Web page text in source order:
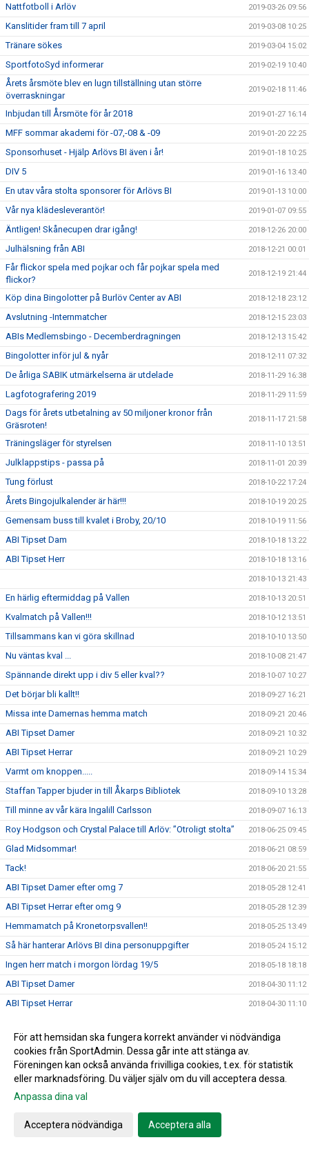
Nattfotboll i Arlöv 2019-03-26 09:56
Kanslitider fram till 7 april 2019-03-08 10:25
Tränare sökes 2019-03-04 15:02
SportfotoSyd informerar 2019-02-19 10:40
Årets årsmöte blev en lugn tillställning utan större
överraskningar
2019-02-18 11:46
Inbjudan till Årsmöte för år 2018 2019-01-27 16:14
MFF sommar akademi för -07,-08 & -09 2019-01-20 22:25
Sponsorhuset - Hjälp Arlövs BI även i år! 2019-01-18 10:25
DIV 5 2019-01-16 13:40
En utav våra stolta sponsorer för Arlövs BI 2019-01-13 10:00
Vår nya klädesleverantör! 2019-01-07 09:55
Äntligen! Skånecupen drar igång! 2018-12-26 20:00
Julhälsning från ABI 2018-12-21 00:01
Får flickor spela med pojkar och får pojkar spela med
flickor?
2018-12-19 21:44
Köp dina Bingolotter på Burlöv Center av ABI 2018-12-18 23:12
Avslutning -Internmatcher 2018-12-15 23:03
ABIs Medlemsbingo - Decemberdragningen 2018-12-13 15:42
Bingolotter inför jul & nyår 2018-12-11 07:32
De årliga SABIK utmärkelserna är utdelade 2018-11-29 16:38
Lagfotografering 2019 2018-11-29 11:59
Dags för årets utbetalning av 50 miljoner kronor från
Gräsroten!
2018-11-17 21:58
Träningsläger för styrelsen 2018-11-10 13:51
Julklappstips - passa på 2018-11-01 20:39
Tung förlust 2018-10-22 17:24
Årets Bingojulkalender är här!!! 2018-10-19 20:25
Gemensam buss till kvalet i Broby, 20/10 2018-10-19 11:56
ABI Tipset Dam 2018-10-18 13:22
ABI Tipset Herr 2018-10-18 13:16
2018-10-13 21:43
En härlig eftermiddag på Vallen 2018-10-13 20:51
Kvalmatch på Vallen!!! 2018-10-12 13:51
Tillsammans kan vi göra skillnad 2018-10-10 13:50
Nu väntas kval ... 2018-10-08 21:47
Spännande direkt upp i div 5 eller kval?? 2018-10-07 10:27
Det börjar bli kallt!! 2018-09-27 16:21
Missa inte Damernas hemma match 2018-09-21 20:46
ABI Tipset Damer 2018-09-21 10:32
ABI Tipset Herrar 2018-09-21 10:29
Varmt om knoppen..... 2018-09-14 15:34
Staffan Tapper bjuder in till Åkarps Bibliotek 2018-09-10 13:28
Till minne av vår kära Ingalill Carlsson 2018-09-07 16:13
Roy Hodgson och Crystal Palace till Arlöv: ”Otroligt stolta” 2018-06-25 09:45
Glad Midsommar! 2018-06-21 08:59
Tack! 2018-06-20 21:55
ABI Tipset Damer efter omg 7 2018-05-28 12:41
ABI Tipset Herrar efter omg 9 2018-05-28 12:39
Hemmamatch på Kronetorpsvallen!! 2018-05-25 13:49
Så här hanterar Arlövs BI dina personuppgifter 2018-05-24 15:12
Ingen herr match i morgon lördag 19/5 2018-05-18 18:18
ABI Tipset Damer 2018-04-30 11:12
ABI Tipset Herrar 2018-04-30 11:10
Hemma premiär för vårt Damlag!!! 2018-04-20 09:46
Missa inte årets ABI cup den 30 juni 2018-04-17 10:52
Skånes Idrottsledare Stipendier-2018 2018-04-16 11:32
Passa på att förnya garderob samt hemmet....
Ett rykande färskt ABI blad....
Jim Ringgenberg – ABI:s nytillsatta ungdomskoordinator.
För att hemsidan ska fungera korrekt använder vi nödvändiga
cookies från SportAdmin. Dessa går inte att stänga av.
Föreningen kan också använda frivilliga cookies, t.ex. för statistik
eller marknadsföring. Du väljer själv om du vill acceptera dessa.
Anpassa dina val
Acceptera nödvändiga Acceptera alla